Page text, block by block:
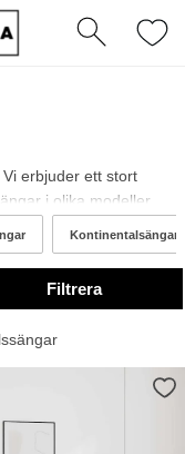
erbjuder ett stort
i olika modeller,
I
exklusiva alternativ.
Kontinentalsängar
Filtrera